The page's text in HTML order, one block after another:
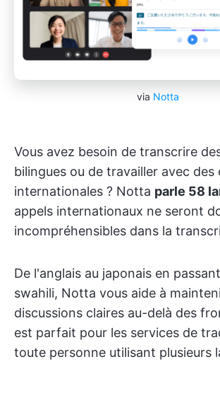
via Notta
Vous avez besoin de transcrire
bilingues ou de travailler avec des
internationales ? Notta parle 58
appels internationaux ne seront
incompréhensibles dans la
De l'anglais au japonais en
swahili, Notta vous aide à
discussions claires au-delà des
est parfait pour les services de
toute personne utilisant plusieurs